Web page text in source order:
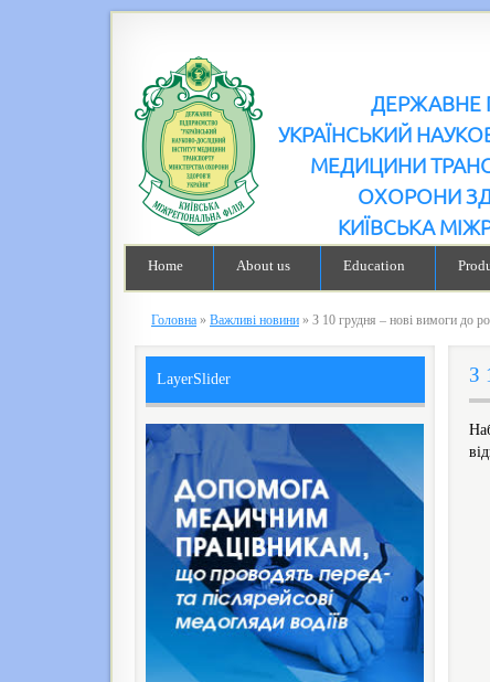
ДЕРЖАВНЕ
УКРАЇНСЬКИЙ
МЕДИЦИНИ
ОХОРОНИ
КИЇВСЬКА
Home About us Education
Головна » Важливі новини » З 10 грудня – нові вимоги до
З
LayerSlider